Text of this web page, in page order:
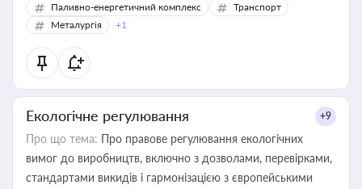
Паливно-енергетичний комплекс
Транспорт
Металургія
+1
Екологічне регулювання +9
Про що тема: Про правове регулювання екологічних
вимог до виробництв, включно з дозволами, перевірками,
стандартами викидів і гармонізацією з європейськими